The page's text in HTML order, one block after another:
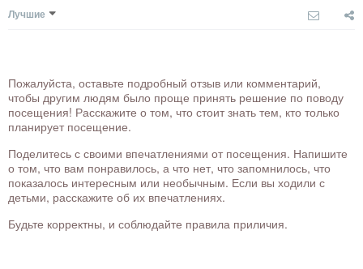
Лучшие
Пожалуйста, оставьте подробный отзыв или комментарий,
чтобы другим людям было проще принять решение по поводу
посещения! Расскажите о том, что стоит знать тем, кто только
планирует посещение.
Поделитесь с своими впечатлениями от посещения. Напишите
о том, что вам понравилось, а что нет, что запомнилось, что
показалось интересным или необычным. Если вы ходили с
детьми, расскажите об их впечатлениях.
Будьте корректны, и соблюдайте правила приличия.